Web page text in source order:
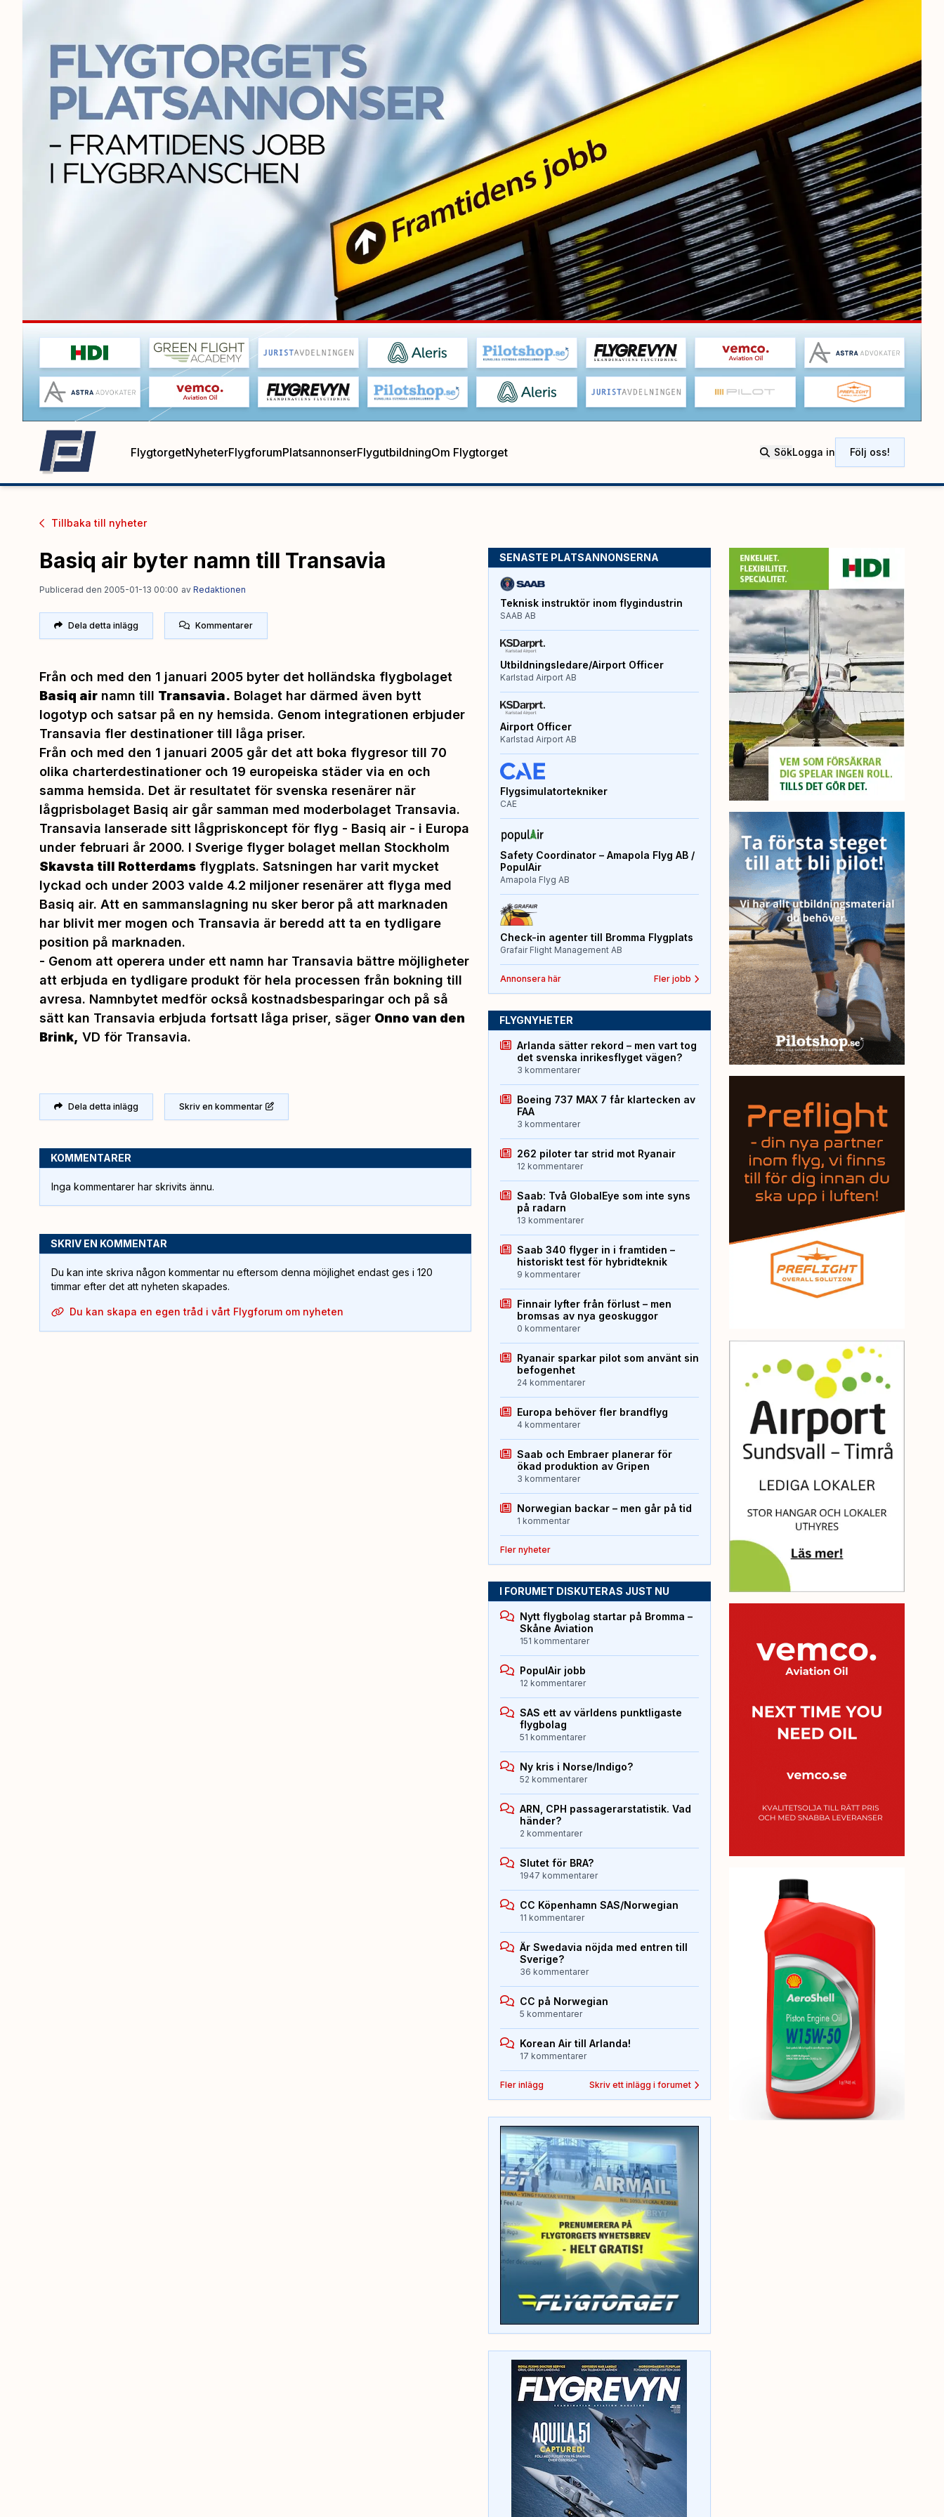
FlygtorgetNyheterFlygforumPlatsannonserFlygutbildningOm Flygtorget SökLogga in Följ oss!
Tillbaka till nyheter
Basiq air byter namn till Transavia
Publicerad den 2005-01-13 00:00 av Redaktionen
Dela detta inlägg Kommentarer
Från och med den 1 januari 2005 byter det holländska flygbolaget
Basiq air namn till Transavia. Bolaget har därmed även bytt
logotyp och satsar på en ny hemsida. Genom integrationen erbjuder
Transavia fler destinationer till låga priser.
Från och med den 1 januari 2005 går det att boka flygresor till 70
olika charterdestinationer och 19 europeiska städer via en och
samma hemsida. Det är resultatet för svenska resenärer när
lågprisbolaget Basiq air går samman med moderbolaget Transavia.
Transavia lanserade sitt lågpriskoncept för flyg - Basiq air - i Europa
under februari år 2000. I Sverige flyger bolaget mellan Stockholm
Skavsta till Rotterdams flygplats. Satsningen har varit mycket
lyckad och under 2003 valde 4.2 miljoner resenärer att flyga med
Basiq air. Att en sammanslagning nu sker beror på att marknaden
har blivit mer mogen och Transavia är beredd att ta en tydligare
position på marknaden.
- Genom att operera under ett namn har Transavia bättre möjligheter
att erbjuda en tydligare produkt för hela processen från bokning till
avresa. Namnbytet medför också kostnadsbesparingar och på så
sätt kan Transavia erbjuda fortsatt låga priser, säger Onno van den
Brink, VD för Transavia.
Dela detta inlägg Skriv en kommentar
KOMMENTARER
Inga kommentarer har skrivits ännu.
SKRIV EN KOMMENTAR
Du kan inte skriva någon kommentar nu eftersom denna möjlighet endast ges i 120
timmar efter det att nyheten skapades.
Du kan skapa en egen tråd i vårt Flygforum om nyheten
SENASTE PLATSANNONSERNA
Teknisk instruktör inom flygindustrin
SAAB AB
Utbildningsledare/Airport Officer
Karlstad Airport AB
Airport Officer
Karlstad Airport AB
Flygsimulatortekniker
CAE
Safety Coordinator – Amapola Flyg AB /
PopulAir
Amapola Flyg AB
Check-in agenter till Bromma Flygplats
Grafair Flight Management AB
Annonsera här Fler jobb
FLYGNYHETER
Arlanda sätter rekord – men vart tog
det svenska inrikesflyget vägen?
3 kommentarer
Boeing 737 MAX 7 får klartecken av
FAA
3 kommentarer
262 piloter tar strid mot Ryanair
12 kommentarer
Saab: Två GlobalEye som inte syns
på radarn
13 kommentarer
Saab 340 flyger in i framtiden –
historiskt test för hybridteknik
9 kommentarer
Finnair lyfter från förlust – men
bromsas av nya geoskuggor
0 kommentarer
Ryanair sparkar pilot som använt sin
befogenhet
24 kommentarer
Europa behöver fler brandflyg
4 kommentarer
Saab och Embraer planerar för
ökad produktion av Gripen
3 kommentarer
Norwegian backar – men går på tid
1 kommentar
Fler nyheter
I FORUMET DISKUTERAS JUST NU
Nytt flygbolag startar på Bromma –
Skåne Aviation
151 kommentarer
PopulAir jobb
12 kommentarer
SAS ett av världens punktligaste
flygbolag
51 kommentarer
Ny kris i Norse/Indigo?
52 kommentarer
ARN, CPH passagerarstatistik. Vad
händer?
2 kommentarer
Slutet för BRA?
1947 kommentarer
CC Köpenhamn SAS/Norwegian
11 kommentarer
Är Swedavia nöjda med entren till
Sverige?
36 kommentarer
CC på Norwegian
5 kommentarer
Korean Air till Arlanda!
17 kommentarer
Fler inlägg Skriv ett inlägg i forumet